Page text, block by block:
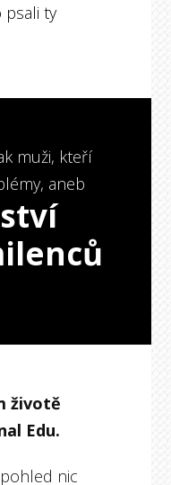
ty
muži, kteří
aneb
životě
Edu.
nic